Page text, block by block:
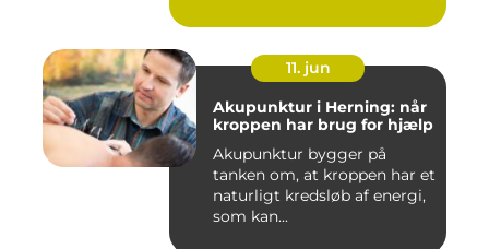
11. jun
Akupunktur i Herning: når
kroppen har brug for hjælp
Akupunktur bygger på
tanken om, at kroppen har et
naturligt kredsløb af energi,
som kan...